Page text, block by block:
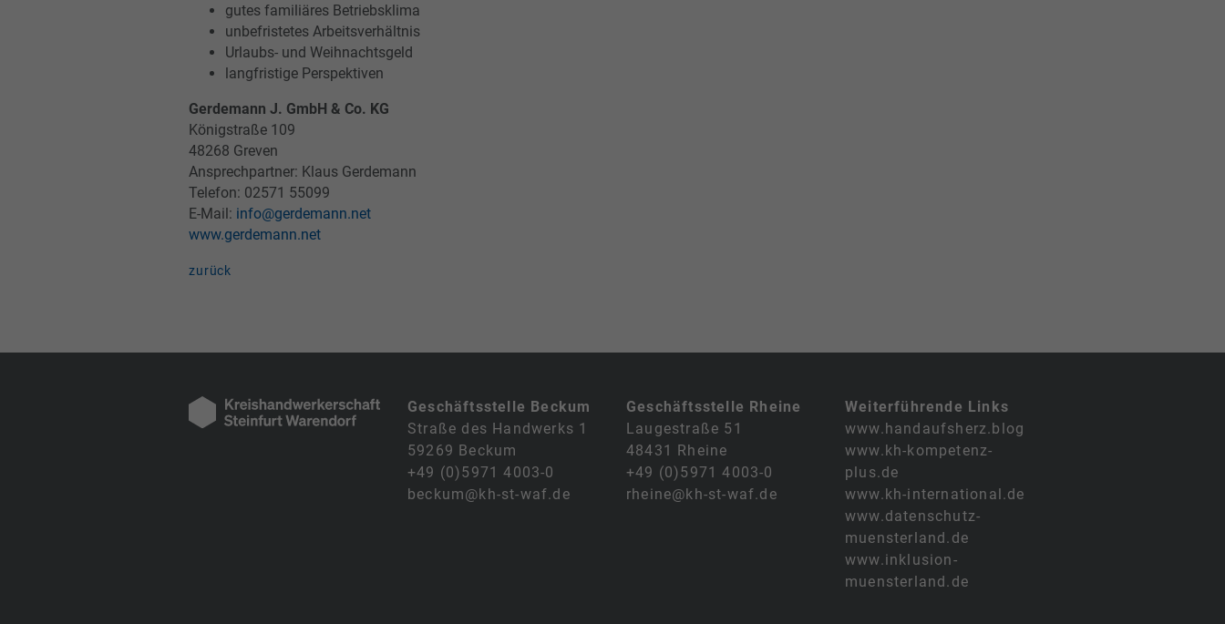
gutes familiäres Betriebsklima
unbefristetes Arbeitsverhältnis
Urlaubs- und Weihnachtsgeld
langfristige Perspektiven
Gerdemann J. GmbH & Co. KG
Königstraße 109
48268 Greven
Ansprechpartner: Klaus Gerdemann
Telefon: 02571 55099
E-Mail: info@gerdemann.net
www.gerdemann.net
zurück
Geschäftsstelle Beckum
Straße des Handwerks 1
59269 Beckum
+49 (0)5971 4003-0
beckum@kh-st-waf.de
Geschäftsstelle Rheine
Laugestraße 51
48431 Rheine
+49 (0)5971 4003-0
rheine@kh-st-waf.de
Weiterführende Links
www.handaufsherz.blog
www.kh-kompetenz-
plus.de
www.kh-international.de
www.datenschutz-
muensterland.de
www.inklusion-
muensterland.de